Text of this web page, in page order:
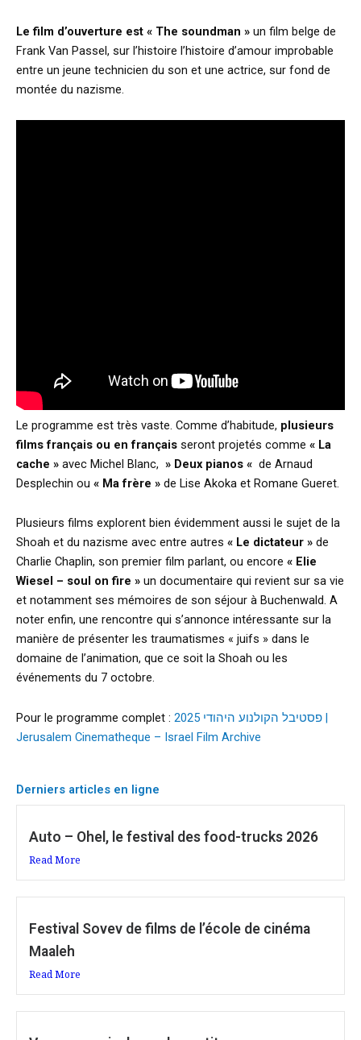
Le film d’ouverture est « The soundman » un film belge de
Frank Van Passel, sur l’histoire l’histoire d’amour improbable
entre un jeune technicien du son et une actrice, sur fond de
montée du nazisme.
Le programme est très vaste. Comme d’habitude, plusieurs
films français ou en français seront projetés comme « La
cache » avec Michel Blanc, » Deux pianos « de Arnaud
Desplechin ou « Ma frère » de Lise Akoka et Romane Gueret.
Plusieurs films explorent bien évidemment aussi le sujet de la
Shoah et du nazisme avec entre autres « Le dictateur » de
Charlie Chaplin, son premier film parlant, ou encore « Elie
Wiesel – soul on fire » un documentaire qui revient sur sa vie
et notamment ses mémoires de son séjour à Buchenwald. A
noter enfin, une rencontre qui s’annonce intéressante sur la
manière de présenter les traumatismes « juifs » dans le
domaine de l’animation, que ce soit la Shoah ou les
événements du 7 octobre.
Pour le programme complet : פסטיבל הקולנוע היהודי 2025 |
Jerusalem Cinematheque – Israel Film Archive
Derniers articles en ligne
Auto – Ohel, le festival des food-trucks 2026
Read More
Festival Sovev de films de l’école de cinéma
Maaleh
Read More